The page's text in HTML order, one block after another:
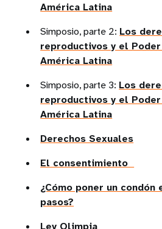
América Latina
Simposio, parte 2: Los
reproductivos y el
América Latina
Simposio, parte 3: Los
reproductivos y el
América Latina
Derechos Sexuales
El consentimiento
¿Cómo poner un
pasos?
Ley Olimpia